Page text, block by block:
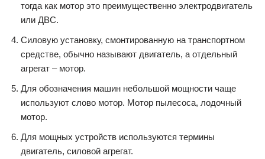
тогда как мотор это преимущественно электродвигатель
или ДВС.
Силовую установку, смонтированную на транспортном
средстве, обычно называют двигатель, а отдельный
агрегат – мотор.
Для обозначения машин небольшой мощности чаще
используют слово мотор. Мотор пылесоса, лодочный
мотор.
Для мощных устройств используются термины
двигатель, силовой агрегат.